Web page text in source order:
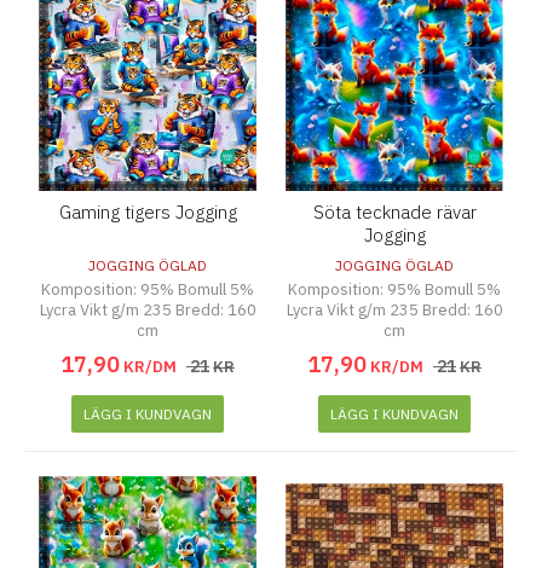
Gaming tigers Jogging
JOGGING ÖGLAD
Komposition: 95% Bomull 5%
Lycra Vikt g/m 235 Bredd: 160
cm
17,90 KR/DM 21KR
LÄGG I KUNDVAGN
Söta tecknade rävar
Jogging
JOGGING ÖGLAD
Komposition: 95% Bomull 5%
Lycra Vikt g/m 235 Bredd: 160
cm
17,90 KR/DM 21KR
LÄGG I KUNDVAGN